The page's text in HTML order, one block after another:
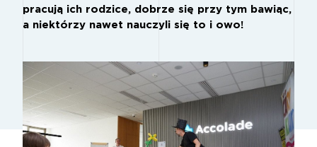
pracują ich rodzice, dobrze się przy tym bawiąc,
a niektórzy nawet nauczyli się to i owo!